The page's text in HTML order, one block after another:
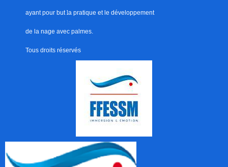
ayant pour but la pratique et le développement
de la nage avec palmes.
Tous droits réservés